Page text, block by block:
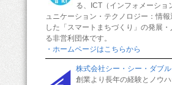
る、ICT（インフォメーショ
ュニケーション・テクノロジー：情
した「スマートまちづくり」の発展
る非営利団体です。
・ホームページはこちらから
株式会社シー・シー・ダブル
創業より長年の経験とノウ